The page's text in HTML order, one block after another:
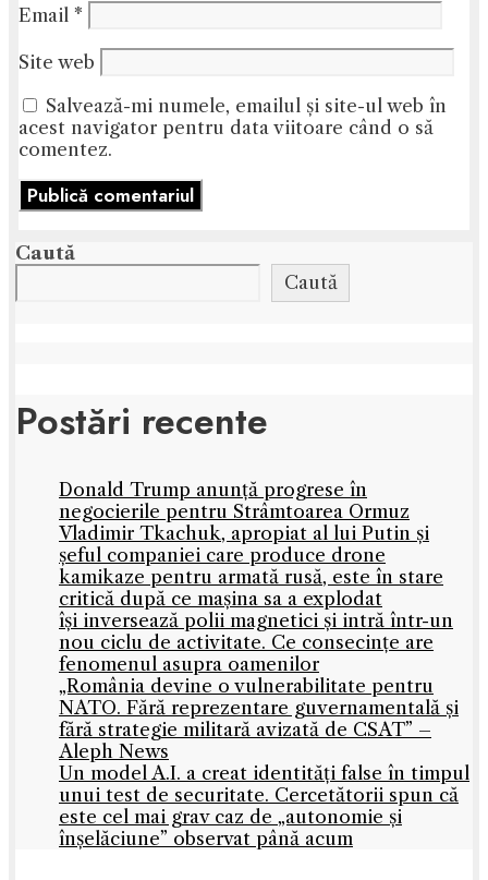
Email *
Site web
Salvează-mi numele, emailul și site-ul web în
acest navigator pentru data viitoare când o să
comentez.
Caută
Caută
Postări recente
Donald Trump anunță progrese în
negocierile pentru Strâmtoarea Ormuz
Vladimir Tkachuk, apropiat al lui Putin și
șeful companiei care produce drone
kamikaze pentru armată rusă, este în stare
critică după ce mașina sa a explodat
își inversează polii magnetici și intră într-un
nou ciclu de activitate. Ce consecințe are
fenomenul asupra oamenilor
„România devine o vulnerabilitate pentru
NATO. Fără reprezentare guvernamentală și
fără strategie militară avizată de CSAT” –
Aleph News
Un model A.I. a creat identități false în timpul
unui test de securitate. Cercetătorii spun că
este cel mai grav caz de „autonomie și
înșelăciune” observat până acum